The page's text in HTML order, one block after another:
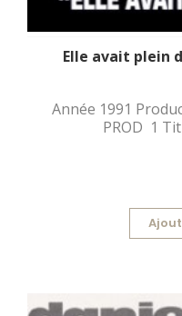
Elle avait plein
Année 1991
PROD 1